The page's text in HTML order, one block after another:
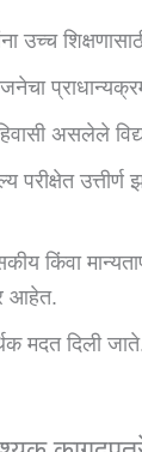
उच्च
असलेले
परीक्षेत
किंवा
आहेत.
मदत दिली